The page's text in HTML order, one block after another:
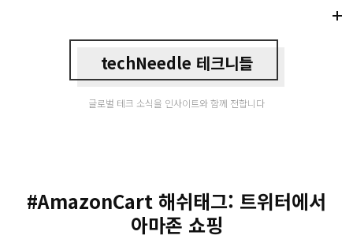
techNeedle 테크니들
글로벌 테크 소식을 인사이트와 함께 전합니다
#AmazonCart 해쉬태그: 트위터에서
아마존 쇼핑